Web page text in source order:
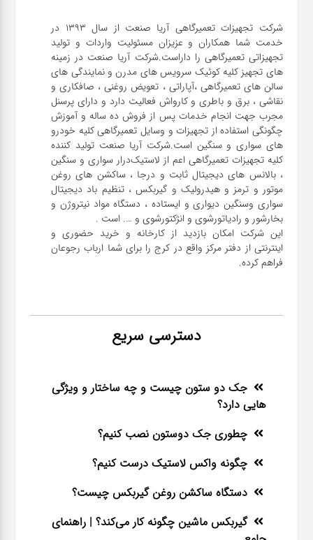
شرکت تجهیزات تعمیرگاهی آریا صنعت از سال ۱۳۹۳ در
خدمت شما همکاران و عزیزان مسئولیت واردات و تولید
تجهیزاتی تعمیرگاهی را داراست.شرکت آریا صنعت در زمینه
های تجهیز کلیه کوئیک سرویس های مدرن و نمایندگی های
سالن های تعمیرگاهی ،آپاراتی ، تعویض روغنی ، صافکاری و
نقاشی ، برق و باطری و کارواش فعالیت دارد و دارای پرسنل
مجرب جهت انجام خدمات پس از فروش ده ساله و آموزش
چگونگی استفاده از تجهیزات و وسایل تعمیرگاهی کلیه خودرو
های سواری و سنگین است.شرکت آریا صنعت تولید کننده
کلیه تجهیزات تعمیرگاهی اعم از لاستیک‌درار سواری و ‌سنگین
، بالانس های دیجیتال ثابت و درجا ، ساکشن های روغن
موتور و ترمز و هیدرولیک و گیربکس ، تنظیم باد دیجیتال
سواری و‌سنگین دیواری و ایستاده ، دستگاه مواد نیتروژن و
این شرکت امکان بازدید از کارخانه و خرید حضوری و
اینترنتی از دفتر مرکز واقع در کرج را برای شما ارباب رجوعان
فراهم کرده.
دسترسی سریع
جک دو ستون چیست و چه ساختار و ویژگی
هایی دارد؟
چطوری جک دوستون نصب کنیم؟
چگونه واکس لاستیک درست کنیم؟
دستگاه ساکشن روغن گیربکس چیست؟
گیربکس ماشین چگونه کار می‌کند؟ | راهنمای